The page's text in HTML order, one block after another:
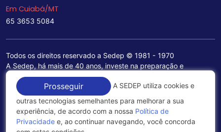
Em Cuiabá/MT
65 3653 5084
Todos os direitos reservado a Sedep © 1981 - 1970
A Sedep, há mais de 40 anos, investe na preparação e
treinamento de funcionários e na aquisição de tecnologia de
ponta para a ampliação de seu portfólio de serviços voltados
para a área jurídica, que contemplam informações seguras e
excelentes soluções empresariais.
Política de Privacidade
Prosseguir
A SEDEP utiliza cookies e
outras tecnologias semelhantes para melhorar a sua
experiência, de acordo com a nossa Política de
Privacidade e, ao continuar navegando, você concorda